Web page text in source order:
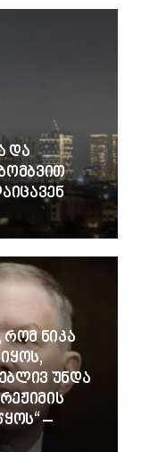
და
ნიკა
უნდა
–